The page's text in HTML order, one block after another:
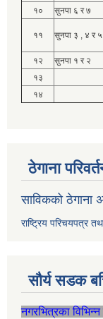
१०
सुनपा ६ र ७
११ सुनपा ३ , ४ र ५
१२
सुनपा १ र २
१३
१४
ठेगाना
साविकको ठेगाना
राष्ट्रिय परिचयपत्र
सौर्य सडक
नगरभित्रका